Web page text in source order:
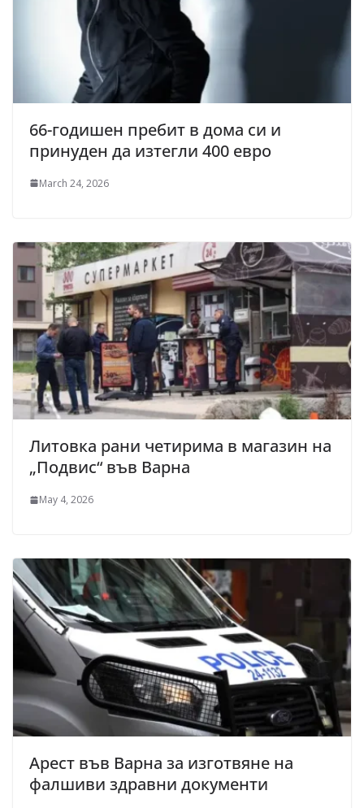
66-годишен пребит в дома си и
принуден да изтегли 400 евро
March 24, 2026
Литовка рани четирима в магазин на
„Подвис“ във Варна
May 4, 2026
Арест във Варна за изготвяне на
фалшиви здравни документи